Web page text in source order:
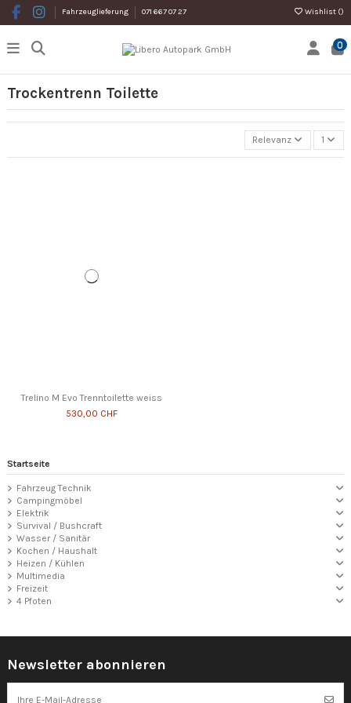
Fahrzeuglieferung 071 667 07 27 Wishlist ()
0
Trockentrenn Toilette
Relevanz 1
Trelino M Evo Trenntoilette weiss
530,00 CHF
Startseite
Fahrzeug Technik
Campingmöbel
Elektrik
Survival / Bushcraft
Wasser / Sanitär
Kochen / Haushalt
Heizen / Kühlen
Multimedia
Freizeit
4 Pfoten
Newsletter abonnieren